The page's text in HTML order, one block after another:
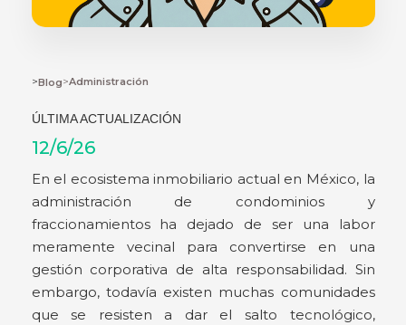
>Blog>Administración
ÚLTIMA ACTUALIZACIÓN
12/6/26
En el ecosistema inmobiliario actual en México, la
administración de condominios y
fraccionamientos ha dejado de ser una labor
meramente vecinal para convertirse en una
gestión corporativa de alta responsabilidad. Sin
embargo, todavía existen muchas comunidades
que se resisten a dar el salto tecnológico,